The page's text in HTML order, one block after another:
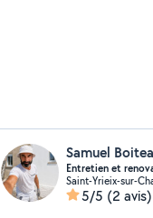
Entretien et
Saint-Yrieix-sur-
5/5 (2 avis)